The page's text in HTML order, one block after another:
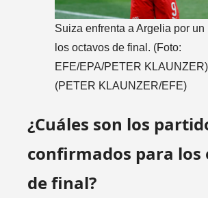
Suiza enfrenta a Argelia por un
los octavos de final. (Foto:
EFE/EPA/PETER KLAUNZER)
(PETER KLAUNZER/EFE)
¿Cuáles son los
confirmados para los
de final?